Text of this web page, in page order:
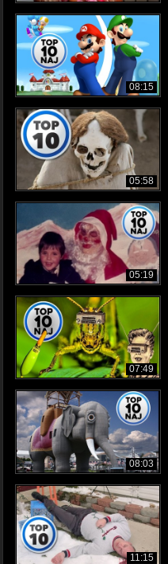
08:15
05:58
05:19
07:49
08:03
11:15